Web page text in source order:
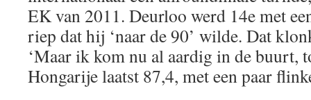
EK van 2011. Deurloo werd 14e met
riep dat hij ‘naar de 90’ wilde. Dat
‘Maar ik kom nu al aardig in de buurt,
Hongarije laatst 87,4, met een paar